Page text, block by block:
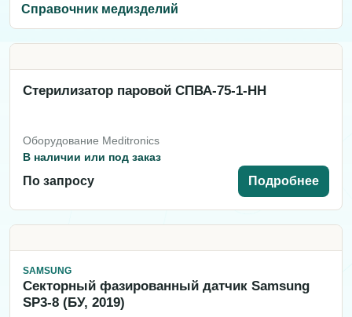
Справочник медизделий
Стерилизатор паровой СПВА-75-1-НН
Оборудование Meditronics
В наличии или под заказ
По запросу Подробнее
SAMSUNG
Секторный фазированный датчик Samsung
SP3-8 (БУ, 2019)